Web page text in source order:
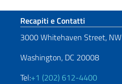
Sezione footer
Recapiti e Contatti
3000 Whitehaven Street, NW
Washington, DC 20008
Tel:+1 (202) 612-4400